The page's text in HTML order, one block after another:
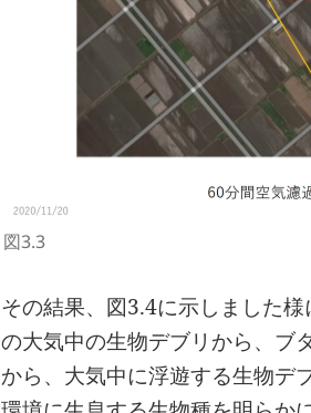
図3.3
その結果、図3.4に示しました
の大気中の生物デブリから、ブ
から、大気中に浮遊する生物デ